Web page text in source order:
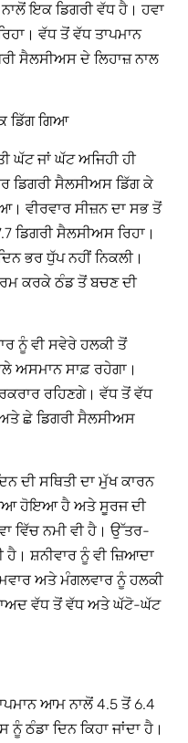
ਇਕ ਡਿਗਰੀ ਵੱਧ ਹੈ। ਹਵਾ
ਵੱਧ ਤੋਂ ਵੱਧ ਤਾਪਮਾਨ
ਸੈਲਸੀਅਸ ਦੇ ਲਿਹਾਜ਼ ਨਾਲ
ਡਿੱਗ ਗਿਆ
ਘੱਟ ਜਾਂ ਘੱਟ ਅਜਿਹੀ ਹੀ
ਡਿਗਰੀ ਸੈਲਸੀਅਸ ਡਿੱਗ ਕੇ
ਵੀਰਵਾਰ ਸੀਜ਼ਨ ਦਾ ਸਭ ਤੋਂ
ਡਿਗਰੀ ਸੈਲਸੀਅਸ ਰਿਹਾ।
ਭਰ ਧੁੱਪ ਨਹੀਂ ਨਿਕਲੀ।
ਕਰਕੇ ਠੰਡ ਤੋਂ ਬਚਣ ਦੀ
ਨੂੰ ਵੀ ਸਵੇਰੇ ਹਲਕੀ ਤੋਂ
ਅਸਮਾਨ ਸਾਫ਼ ਰਹੇਗਾ।
ਰਹਿਣਗੇ। ਵੱਧ ਤੋਂ ਵੱਧ
ਛੇ ਡਿਗਰੀ ਸੈਲਸੀਅਸ
ਦੀ ਸਥਿਤੀ ਦਾ ਮੁੱਖ ਕਾਰਨ
ਹੋਇਆ ਹੈ ਅਤੇ ਸੂਰਜ ਦੀ
ਵਿੱਚ ਨਮੀ ਵੀ ਹੈ। ਉੱਤਰ-
ਹੈ। ਸ਼ਨੀਵਾਰ ਨੂੰ ਵੀ ਜ਼ਿਆਦਾ
ਅਤੇ ਮੰਗਲਵਾਰ ਨੂੰ ਹਲਕੀ
ਵੱਧ ਤੋਂ ਵੱਧ ਅਤੇ ਘੱਟੋ-ਘੱਟ
ਆਮ ਨਾਲੋਂ 4.5 ਤੋਂ 6.4
ਨੂੰ ਠੰਡਾ ਦਿਨ ਕਿਹਾ ਜਾਂਦਾ ਹੈ।